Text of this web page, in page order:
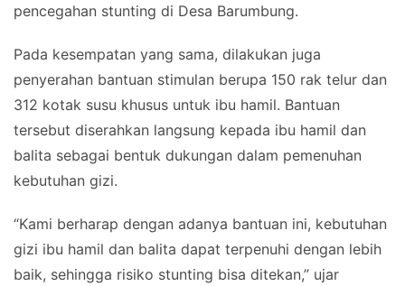
pencegahan stunting di Desa Barumbung.
Pada kesempatan yang sama, dilakukan juga
penyerahan bantuan stimulan berupa 150 rak telur dan
312 kotak susu khusus untuk ibu hamil. Bantuan
tersebut diserahkan langsung kepada ibu hamil dan
balita sebagai bentuk dukungan dalam pemenuhan
kebutuhan gizi.
“Kami berharap dengan adanya bantuan ini, kebutuhan
gizi ibu hamil dan balita dapat terpenuhi dengan lebih
baik, sehingga risiko stunting bisa ditekan,” ujar